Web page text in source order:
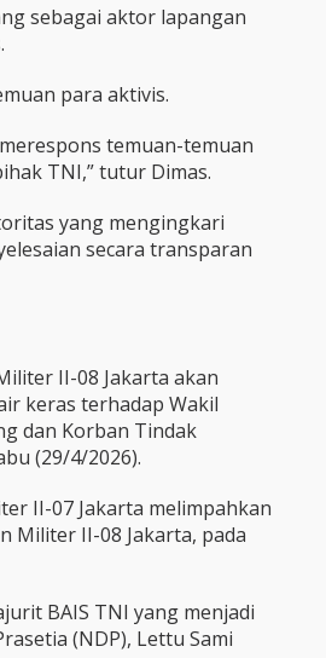
sebagai aktor lapangan
para aktivis.
temuan-temuan
TNI,” tutur Dimas.
yang mengingkari
secara transparan
II-08 Jakarta akan
keras terhadap Wakil
dan Korban Tindak
(29/4/2026).
II-07 Jakarta melimpahkan
Militer II-08 Jakarta, pada
BAIS TNI yang menjadi
(NDP), Lettu Sami
Dapil Girian-Mandidir